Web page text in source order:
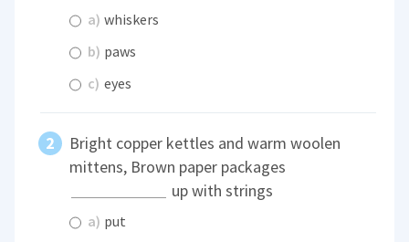
a) whiskers
b) paws
c) eyes
Bright copper kettles and warm woolen
mittens, Brown paper packages
up with strings
a) put